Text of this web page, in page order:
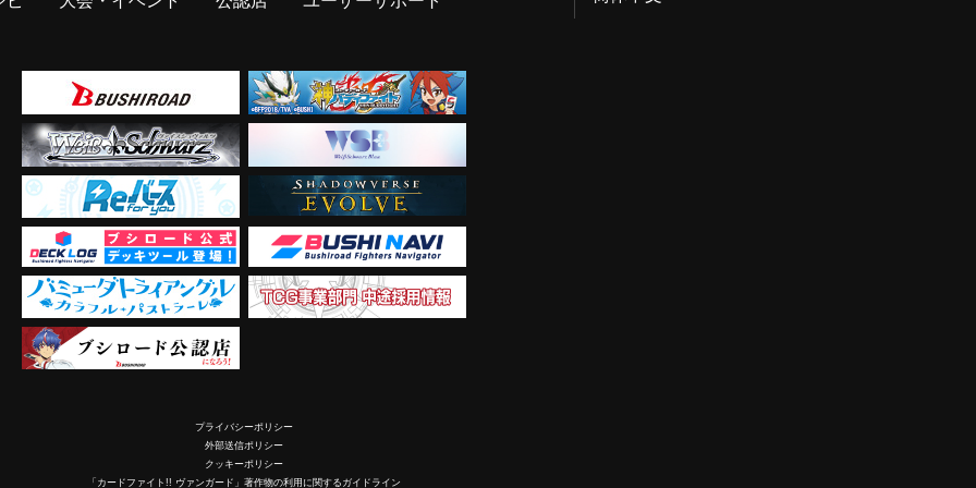
プライバシーポリシー
外部送信ポリシー
クッキーポリシー
「カードファイト!! ヴァンガード」著作物の利用に関するガイドライン